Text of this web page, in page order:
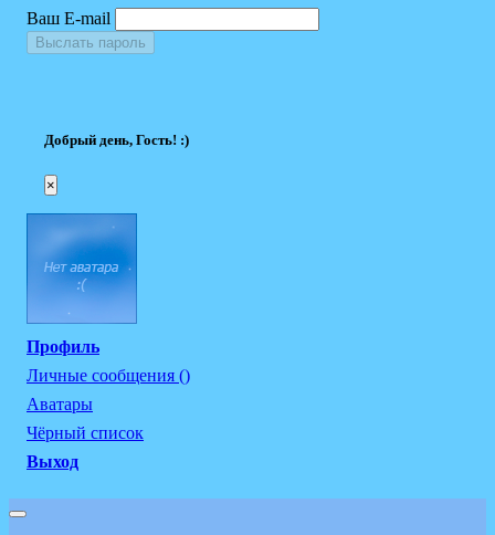
Ваш E-mail
Выслать пароль
Добрый день, Гость! :)
×
Профиль
Личные сообщения ()
Аватары
Чёрный список
Выход